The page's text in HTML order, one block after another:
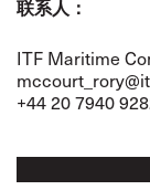
联系人：
ITF Maritime
+44 20 7940